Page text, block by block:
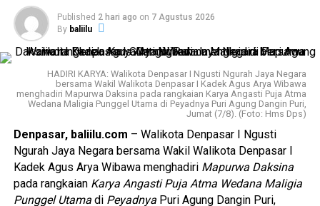
“Ini merupakan ngaben massal pertama yang kami
laksanakan. Sebelumnya, kami melaksanakan
metuunsesuai dresta Bali Aga di desa ini,” ungkapnya.
Rangkaian upacara telah berlangsung sejak 24 Juli dan
akan berakhir pada 8 Agustus 2026. Puncak prosesi
dijadwalkan pada 7 Agustus 2026, diawali dengan mecaru,
dilanjutkan prosesi pengabenan, hingga upacara penyucian
yang melibatkan pemangku, Ida Pandita, serta krama desa
setempat.
Sebagai bentuk dukungan, Wagub Giri Prasta turut
Published 2 hari ago on 7 Agustus 2026
By baliilu
HADIRI KARYA: Walikota Denpasar I Ngusti Ngurah Jaya Negara
bersama Wakil Walikota Denpasar I Kadek Agus Arya Wibawa
menghadiri Mapurwa Daksina pada rangkaian Karya Angasti Puja Atma
Wedana Maligia Punggel Utama di Peyadnya Puri Agung Dangin Puri,
Jumat (7/8). (Foto: Hms Dps)
Denpasar, baliilu.com – Walikota Denpasar I Ngusti
Ngurah Jaya Negara bersama Wakil Walikota Denpasar I
Kadek Agus Arya Wibawa menghadiri Mapurwa Daksina
pada rangkaian Karya Angasti Puja Atma Wedana Maligia
Punggel Utamadi PeyadnyaPuri Agung Dangin Puri,